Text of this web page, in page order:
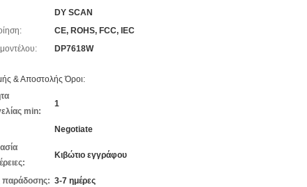
DY SCAN
CE, ROHS, FCC, IEC
DP7618W
& Αποστολής Όροι:
min:
1
Negotiate
Κιβώτιο εγγράφου
παράδοσης: 3-7 ημέρες